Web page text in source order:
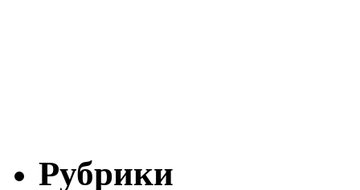
Рубрики